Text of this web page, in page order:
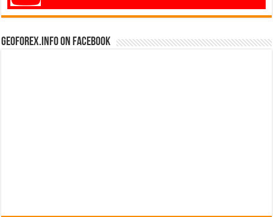
GeoForex.info on Facebook